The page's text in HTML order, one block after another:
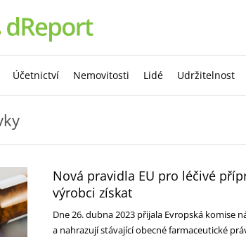
Účetnictví Nemovitosti Lidé Udržitelnost
Nová pravidla EU pro léčivé
výrobci získat
Dne 26. dubna 2023 přijala Evropská komise
a nahrazují stávající obecné farmaceutické